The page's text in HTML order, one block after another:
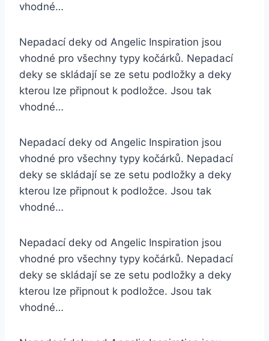
vhodné…
Nepadací deky od Angelic Inspiration jsou
vhodné pro všechny typy kočárků. Nepadací
deky se skládají se ze setu podložky a deky
kterou lze připnout k podložce. Jsou tak
vhodné…
Nepadací deky od Angelic Inspiration jsou
vhodné pro všechny typy kočárků. Nepadací
deky se skládají se ze setu podložky a deky
kterou lze připnout k podložce. Jsou tak
vhodné…
Nepadací deky od Angelic Inspiration jsou
vhodné pro všechny typy kočárků. Nepadací
deky se skládají se ze setu podložky a deky
kterou lze připnout k podložce. Jsou tak
vhodné…